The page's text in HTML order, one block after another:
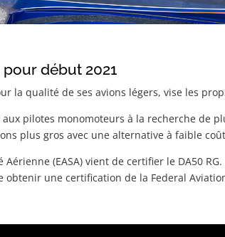
début 2021
la qualité de ses avions légers, vise les
pilotes monomoteurs à la recherche de
plus gros avec une alternative à faible
Aérienne (EASA) vient de certifier le DA50
une certification de la Federal